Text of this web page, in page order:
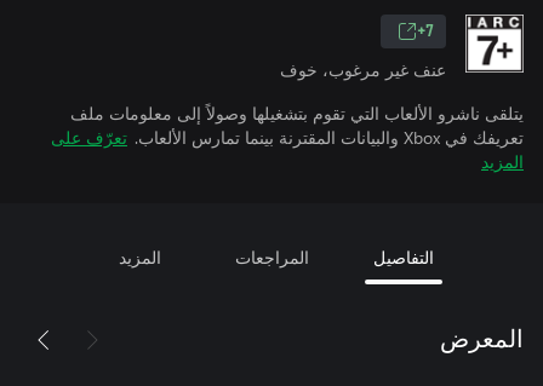
7+
عنف غير مرغوب، خوف
يتلقى ناشرو الألعاب التي تقوم بتشغيلها وصولاً إلى معلومات ملف
تعريفك في Xbox والبيانات المقترنة بينما تمارس الألعاب.
تعرّف على
المزيد
التفاصيل المراجعات المزيد
المعرض